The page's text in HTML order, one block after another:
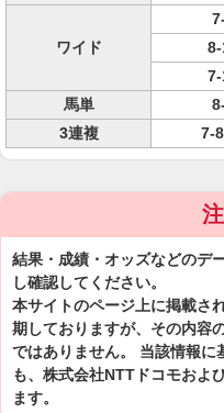
ワイド
馬単
3連複
7-
結果・成績・オッズなどのデ
し確認してください。
本サイトのページ上に掲載さ
期しておりますが、その内容
ではありません。 当該情報に
も、株式会社NTTドコモおよ
ます。